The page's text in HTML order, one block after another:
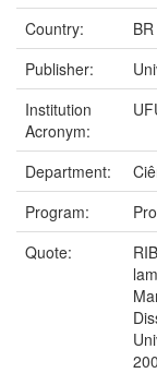
Country:
BR
Publisher:
Institution
Acronym:
Department:
Program:
Quote: